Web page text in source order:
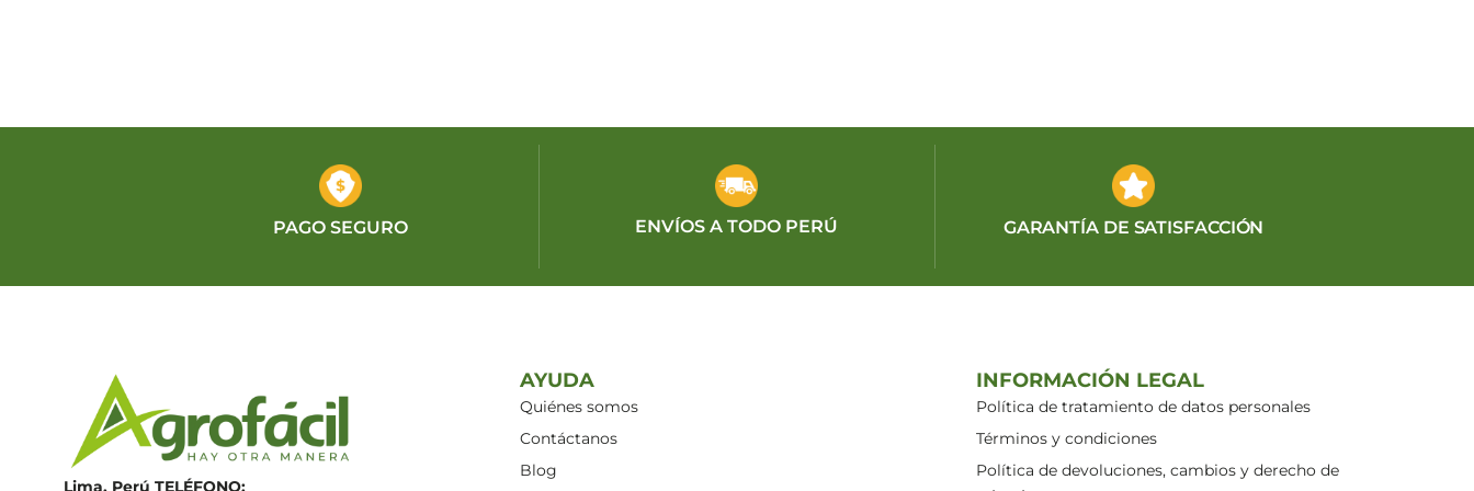
PAGO SEGURO ENVÍOS A TODO PERÚ GARANTÍA DE SATISFACCIÓN
Lima, Perú TELÉFONO:
AYUDA
Quiénes somos
Contáctanos
Blog
INFORMACIÓN LEGAL
Política de tratamiento de datos personales
Términos y condiciones
Política de devoluciones, cambios y derecho de